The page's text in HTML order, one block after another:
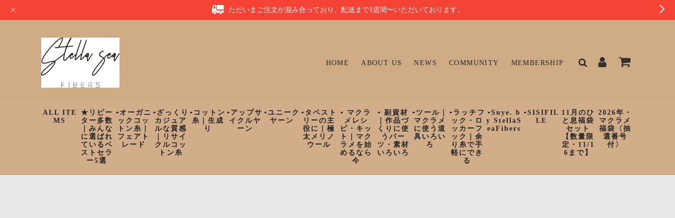
ただいまご注文が混み合っており、配送まで1週間〜いただいております。
HOME ABOUT US NEWS COMMUNITY MEMBERSHIP
ALL ITE
MS
★リピー
ター多数
｜みんな
に選ばれ
ているベ
ストセラ
ー5選
▪︎オーガニ
ックコッ
トン糸｜
フェアト
レード
▪︎ざっくり
カジュア
ルな質感
｜リサイ
クルコッ
トン糸
▪︎コットン
糸｜生成
り
▪︎アップサ
イクルヤ
ーン
▪︎ユニーク
ヤーン
▪︎タペスト
リーの主
役に｜極
太メリノ
ウール
▪︎ マクラ
メレシ
ピ・キッ
ト｜マク
ラメを始
めるなら
今
▪︎ 副資材
｜作品づ
くりに使
うパー
ツ・素材
いろいろ
▪︎ツール｜
マクラメ
に使う道
具いろい
ろ
▪︎ラッチフ
ック・ロ
ッカーフ
ック｜余
り糸で手
軽にでき
る
▪︎Suye. b
y StellaS
eaFibers
▪︎SISIFIL
LE
11月のひ
と息福袋
セット
【数量限
定・11/1
6まで】
2026年・
マクラメ
福袋〈抽
選番号
付〉